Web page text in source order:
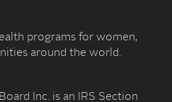
programs for women,
around the world.
Inc. is an IRS Section